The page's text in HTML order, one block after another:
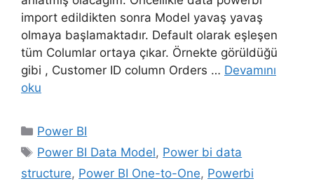
import edildikten sonra Model yavaş yavaş
olmaya başlamaktadır. Default olarak eşleşen
tüm Columlar ortaya çıkar. Örnekte görüldüğü
gibi , Customer ID column Orders … Devamını
oku
Kategoriler
Power BI
Etiketler
Power BI Data Model, Power bi data
structure, Power BI One-to-One, Powerbi